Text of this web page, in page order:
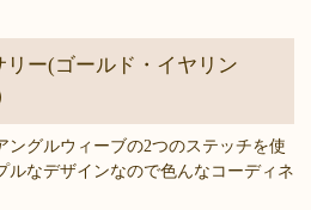
ー(ゴールド・イヤリン
ングルウィーブの2つのステッチを使
ルなデザインなので色んなコーディネ